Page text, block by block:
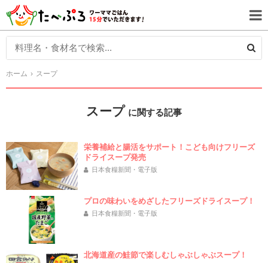
ホーム スープ
スープ に関する記事
栄養補給と腸活をサポート！こども向けフリーズ
ドライスープ発売
日本食糧新聞・電子版
プロの味わいをめざしたフリーズドライスープ！
日本食糧新聞・電子版
北海道産の鮭節で楽しむしゃぶしゃぶスープ！